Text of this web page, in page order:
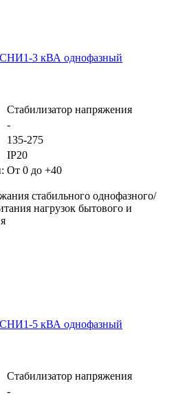
СНИ1-3 кВА однофазный
Стабилизатор напряжения
-
135-275
IP20
От 0 до +40
стабильного однофазного/
нагрузок бытового и
СНИ1-5 кВА однофазный
Стабилизатор напряжения
-